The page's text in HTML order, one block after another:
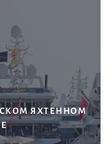
ЯХТЕННОМ